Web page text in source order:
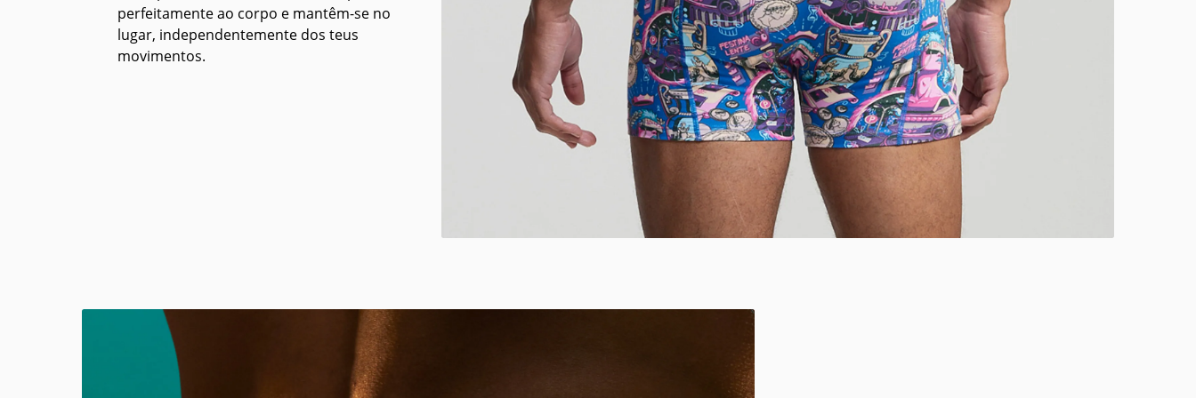
perfeitamente ao corpo e mantêm-se no
lugar, independentemente dos teus
movimentos.